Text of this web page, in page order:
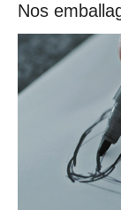
Nos